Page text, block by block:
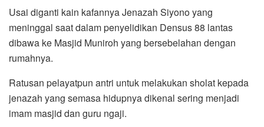
Usai diganti kain kafannya Jenazah Siyono yang
meninggal saat dalam penyelidikan Densus 88 lantas
dibawa ke Masjid Muniroh yang bersebelahan dengan
rumahnya.
Ratusan pelayatpun antri untuk melakukan sholat kepada
jenazah yang semasa hidupnya dikenal sering menjadi
imam masjid dan guru ngaji.